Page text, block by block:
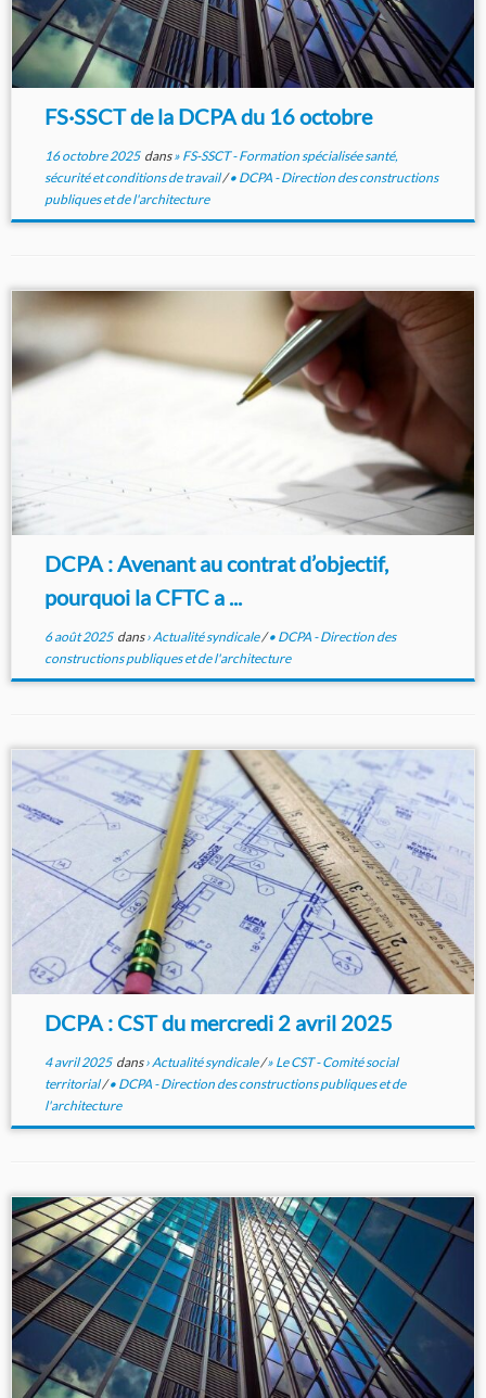
FS·SSCT de la DCPA du 16 octobre
16 octobre 2025dans» FS-SSCT - Formation spécialisée santé,
sécurité et conditions de travail/• DCPA - Direction des constructions
publiques et de l'architecture
DCPA : Avenant au contrat d’objectif,
pourquoi la CFTC a ...
6 août 2025dans› Actualité syndicale/• DCPA - Direction des
constructions publiques et de l'architecture
DCPA : CST du mercredi 2 avril 2025
4 avril 2025dans› Actualité syndicale/» Le CST - Comité social
territorial/• DCPA - Direction des constructions publiques et de
l'architecture